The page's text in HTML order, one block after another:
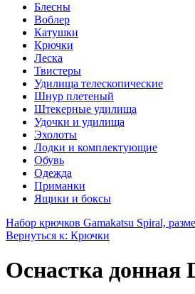
Блесны
Воблер
Катушки
Крючки
Леска
Твистеры
Удилища телескопические
Шнур плетеный
Штекерные удилища
Удочки и удилища
Эхолоты
Лодки и комплектующие
Обувь
Одежда
Приманки
Ящики и боксы
Набор крючков Gamakatsu Spiral,
Вернуться к: Крючки
Оснастка донная